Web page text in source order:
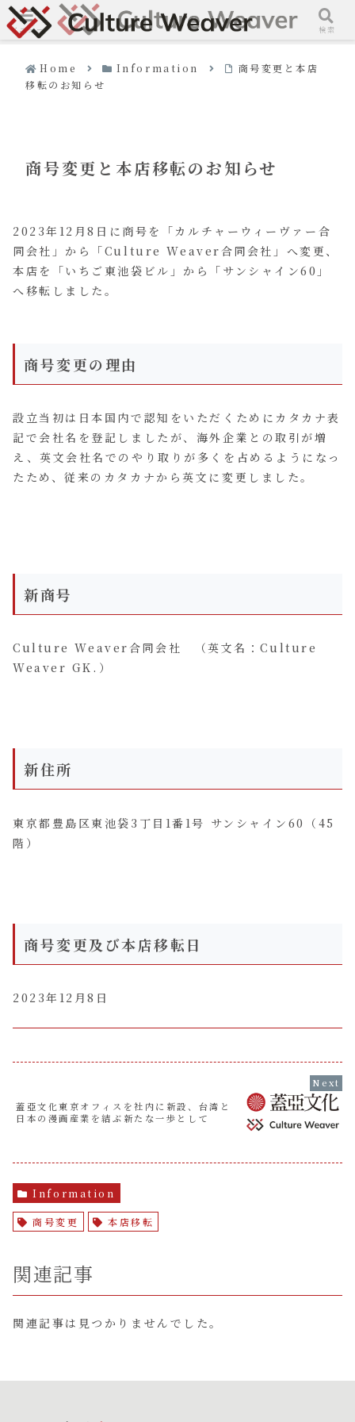
Home Information
商号変更と本店
移転のお知らせ
商号変更と本店移転のお知らせ
2023年12月8日に商号を「カルチャーウィーヴァー合
同会社」から「Culture Weaver合同会社」へ変更、
本店を「いちご東池袋ビル」から「サンシャイン60」
へ移転しました。
商号変更の理由
設立当初は日本国内で認知をいただくためにカタカナ表
記で会社名を登記しましたが、海外企業との取引が増
え、英文会社名でのやり取りが多くを占めるようになっ
たため、従来のカタカナから英文に変更しました。
新商号
Culture Weaver合同会社 （英文名：Culture
Weaver GK.）
新住所
東京都豊島区東池袋3丁目1番1号 サンシャイン60（45
階）
商号変更及び本店移転日
2023年12月8日
蓋亞文化東京オフィスを社内に新設、台湾と
日本の漫画産業を結ぶ新たな一歩として
Information
商号変更 本店移転
関連記事
関連記事は見つかりませんでした。
メニュー 検索